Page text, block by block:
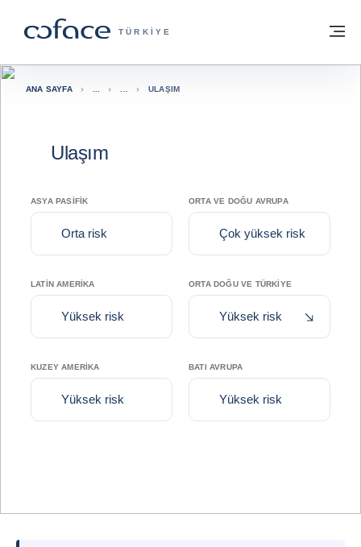
TICARET IÇIN COFACE - GRUP WEB
TÜRKIYE
ana sayfaya geri dön
ANA SAYFA ULAŞIM
Ulaşım
ASYA PASIFIK
Orta risk
ORTA VE DOĞU AVRUPA
Çok yüksek risk
LATIN AMERIKA
Yüksek risk
ORTA DOĞU VE TÜRKIYE
Yüksek risk Son
KUZEY AMERIKA
Yüksek risk
BATI AVRUPA
Yüksek risk